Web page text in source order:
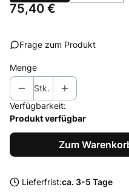
Preis
75,40 €
Frage zum Produkt
Menge
Stk.
Verfügbarkeit:
Produkt verfügbar
Zum
Lieferfrist:ca. 3-5 Tage